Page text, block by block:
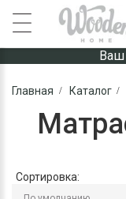
Ваш
Главная Каталог
Сортировка: